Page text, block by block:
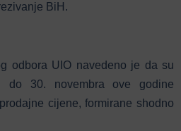
BiH.
odbora UIO navedeno je da su
do 30. novembra ove godine
cijene, formirane shodno